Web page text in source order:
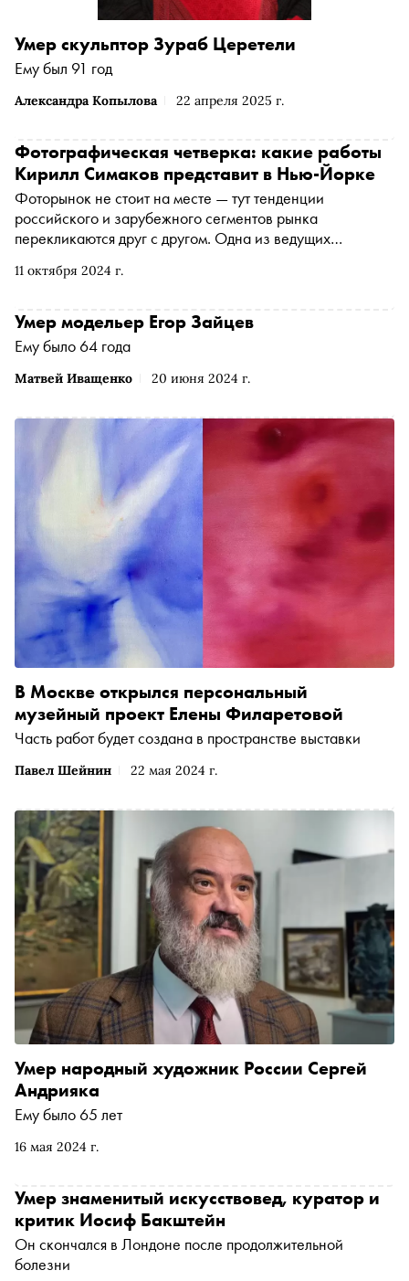
Александра Копылова 22 апреля 2025 г.
Умер скульптор Зураб Церетели
Ему был 91 год
11 октября 2024 г.
Фотографическая четверка: какие работы
Кирилл Симаков представит в Нью-Йорке
Фоторынок не стоит на месте — тут тенденции
российского и зарубежного сегментов рынка
перекликаются друг с другом. Одна из ведущих
организовала международный конкурс fine art
современными и перспективными авторами. В число 10
финалистов вошел Кирилл Симаков, обладатель
международных фотопремий и Член-корреспондент
Российской академии художеств. «Сноб» рассказывает
единственный российский фотограф, прошедший open-
Матвей Иващенко 20 июня 2024 г.
Умер модельер Егор Зайцев
Ему было 64 года
Павел Шейнин 22 мая 2024 г.
В Москве открылся персональный
музейный проект Елены Филаретовой
Часть работ будет создана в пространстве выставки
16 мая 2024 г.
Умер народный художник России Сергей
Андрияка
Ему было 65 лет
Умер знаменитый искусствовед, куратор и
критик Иосиф Бакштейн
Он скончался в Лондоне после продолжительной
болезни